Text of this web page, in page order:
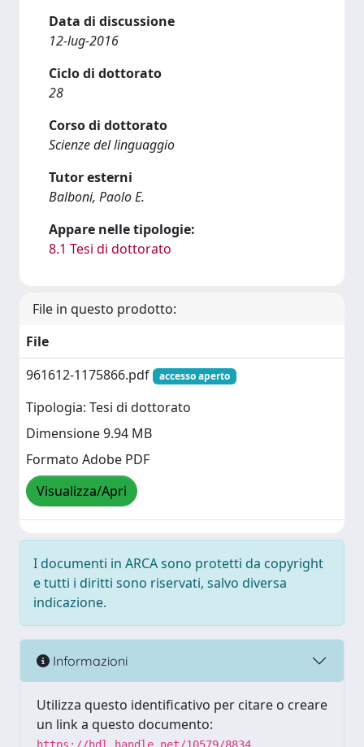
Data di discussione
12-lug-2016
Ciclo di dottorato
28
Corso di dottorato
Scienze del linguaggio
Tutor esterni
Balboni, Paolo E.
Appare nelle tipologie:
8.1 Tesi di dottorato
File in questo prodotto:
File
961612-1175866.pdf
accesso aperto
Tipologia: Tesi di dottorato
Dimensione 9.94 MB
Formato Adobe PDF
Visualizza/Apri
I documenti in ARCA sono protetti da copyright
e tutti i diritti sono riservati, salvo diversa
indicazione.
Informazioni
Utilizza questo identificativo per citare o creare
un link a questo documento: